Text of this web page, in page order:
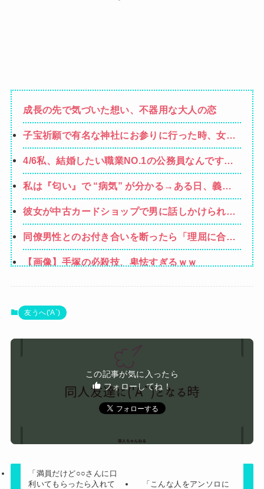
成長の先で気づいた想い、不器用な大人の恋
子宝祈願で有名な神社にお参りに行った時、女の
子が生まれるという赤い石を持ち帰ったら男の子
を出産。しばらくしてお礼も兼ねて石を返しに行
こうと思って石を見ると…
4/6私、結婚したい職業NO.1の公務員なんですけ
ど、嫁が子供連れて家出した。全く理由は思いつ
かないけど強いてあげるとすれば母のせいかもし
れない。嫁のせいでアトピー悪化しそう→
私は『匂い』で “病気” が分かる→ある日、義弟
嫁の子供から「ガンの匂い」がし始めたので、夫
経由で「ガンではないか」と伝えたら怒って絶
縁、その結果・・・
彼女が中古カードショップで男に話しかけられ
た。いきなり彼女の持ち歩いてたカードを品定め
しだしたらしく…
同僚男性とのお付き合いを断ったら「理屈に合わ
ない主張を振りかざす感情的なヒステリー女」と
言いふらされて・・・
【画像】手塚の必殺技、卑怯すぎるｗｗ
町の弁当屋「申し訳ないが消費税1%になったらそ
【画像】石川佳純さん(31)の体、エッッッッッッ
【悲報】風俗嬢やってる女の末路ｗｗｗｗｗｗｗ
【速報】専門家「イオンモール熊本の爆心地に”こ
んなもの”があったんだけど…」
Powered by livedoor 相互RSS
友うへ('A`)
この記事が気に入ったら
フォローしてね！
「満員だけど○○さんに口
利いてもらったら入れて
「こんな人をアンソロに